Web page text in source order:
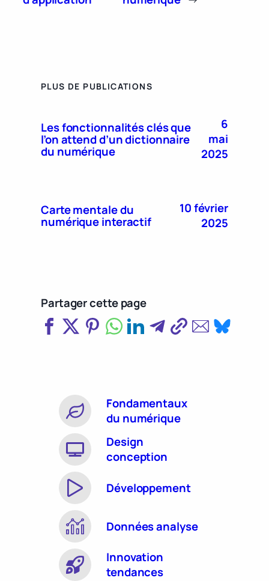
PLUS DE PUBLICATIONS
Les fonctionnalités clés que
l’on attend d’un dictionnaire
du numérique
6
mai
2025
Carte mentale du
numérique interactif
10 février
2025
Partager cette page
Fondamentaux
du numérique
Design
conception
Développement
Données analyse
Innovation
tendances